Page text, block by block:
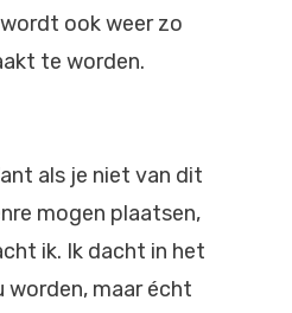
ook weer zo
te worden.
als je niet van dit
mogen plaatsen,
ik. Ik dacht in het
worden, maar écht